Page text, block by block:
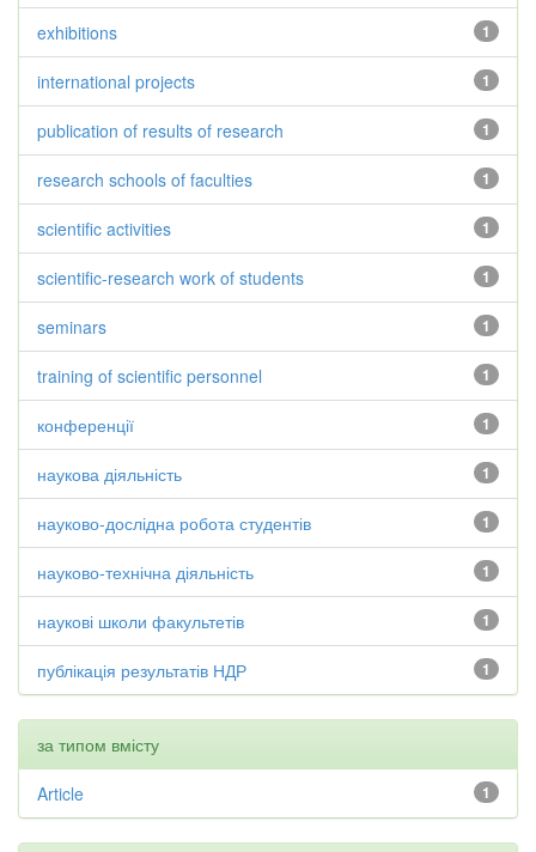
1
exhibitions
1
international projects
1
publication of results of research
1
research schools of faculties
1
scientific activities
1
scientific-research work of students
1
seminars
1
training of scientific personnel
1
конференції
1
наукова діяльність
1
науково-дослідна робота студентів
1
науково-технічна діяльність
1
наукові школи факультетів
1
публікація результатів НДР
за типом вмісту
1
Article